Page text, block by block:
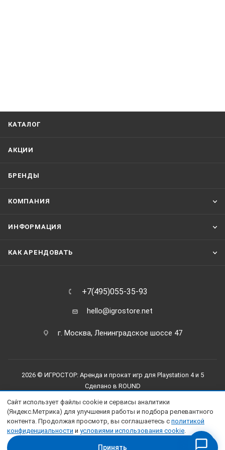
КАТАЛОГ
АКЦИИ
БРЕНДЫ
КОМПАНИЯ
ИНФОРМАЦИЯ
КАК АРЕНДОВАТЬ
+7(495)055-35-93
hello@igrostore.net
г. Москва, Ленинградское шоссе 47
2026 © ИГРОСТОР: Аренда и прокат игр для Playstation 4 и 5
Сделано в ROUND
Сайт использует файлы cookie и сервисы аналитики
(Яндекс.Метрика) для улучшения работы и подбора релевантного
контента. Продолжая просмотр, вы соглашаетесь с политикой
конфиденциальности и условиями использования cookie.
Принять